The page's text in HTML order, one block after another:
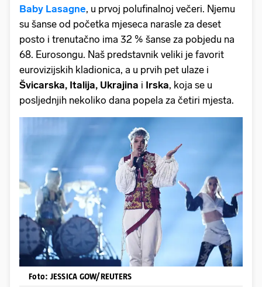
Baby Lasagne, u prvoj polufinalnoj večeri. Njemu
su šanse od početka mjeseca narasle za deset
posto i trenutačno ima 32 % šanse za pobjedu na
68. Eurosongu. Naš predstavnik veliki je favorit
eurovizijskih kladionica, a u prvih pet ulaze i
Švicarska, Italija, Ukrajina i Irska, koja se u
posljednjih nekoliko dana popela za četiri mjesta.
Foto: JESSICA GOW/REUTERS